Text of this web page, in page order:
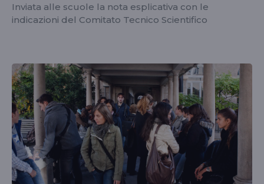
Inviata alle scuole la nota esplicativa con le
indicazioni del Comitato Tecnico Scientifico